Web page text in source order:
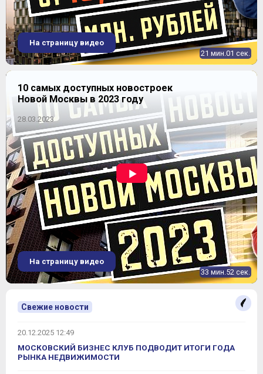
21 мин.01 сек.
На страницу видео
10 самых доступных новостроек
Новой Москвы в 2023 году
28.03.2023
33 мин.52 сек.
На страницу видео
Свежие новости
20.12.2025 12:49
МОСКОВСКИЙ БИЗНЕС КЛУБ ПОДВОДИТ ИТОГИ ГОДА
РЫНКА НЕДВИЖИМОСТИ